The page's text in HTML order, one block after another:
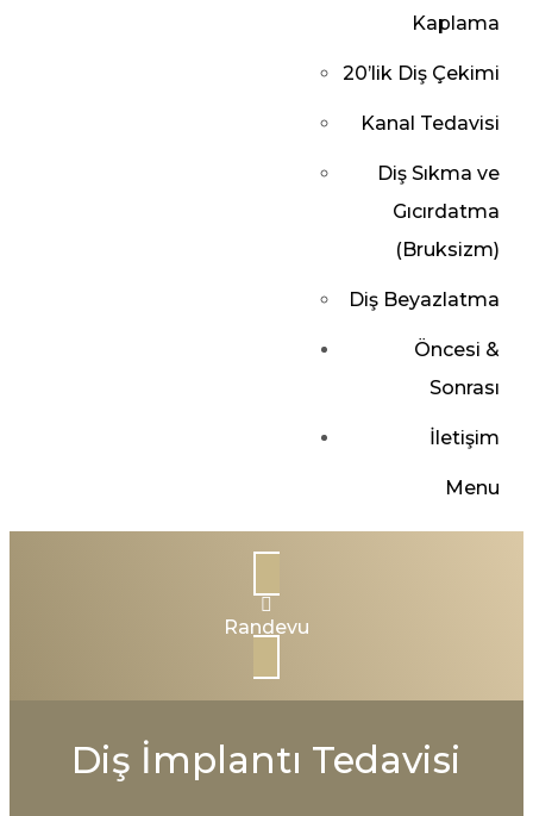
Kaplama
20’lik Diş Çekimi
Kanal Tedavisi
Diş Sıkma ve
Gıcırdatma
(Bruksizm)
Diş Beyazlatma
Öncesi &
Sonrası
İletişim
Menu
Randevu
Diş İmplantı Tedavisi